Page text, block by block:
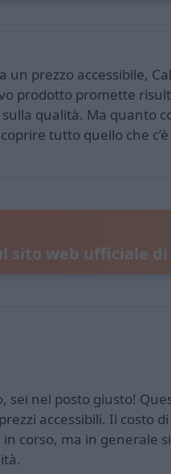
un prezzo accessibile,
prodotto promette
qualità. Ma quanto
tutto quello che
sito web ufficiale
sei nel posto giusto!
accessibili. Il costo
corso, ma in generale